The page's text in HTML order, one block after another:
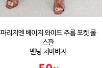
파리지엔 베이지 와이드 주름 포켓 쿨
스판
밴딩 치마바지